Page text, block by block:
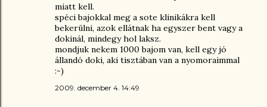
miatt kell.
spéci bajokkal meg a sote klinikákra kell
bekerülni, azok ellátnak ha egyszer bent vagy a
dokinál, mindegy hol laksz.
mondjuk nekem 1000 bajom van, kell egy jó
állandó doki, aki tisztában van a nyomoraimmal
:-)
2009. december 4. 14:49